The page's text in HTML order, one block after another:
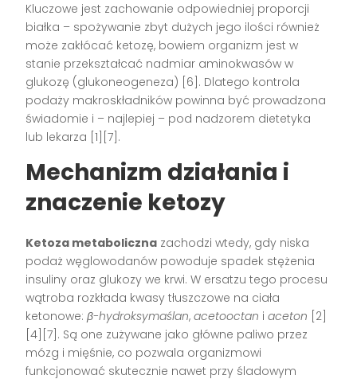
Kluczowe jest zachowanie odpowiedniej proporcji
białka – spożywanie zbyt dużych jego ilości również
może zakłócać ketozę, bowiem organizm jest w
stanie przekształcać nadmiar aminokwasów w
glukozę (glukoneogeneza) [6]. Dlatego kontrola
podaży makroskładników powinna być prowadzona
świadomie i – najlepiej – pod nadzorem dietetyka
lub lekarza [1][7].
Mechanizm działania i
znaczenie ketozy
Ketoza metaboliczna zachodzi wtedy, gdy niska
podaż węglowodanów powoduje spadek stężenia
insuliny oraz glukozy we krwi. W ersatzu tego procesu
wątroba rozkłada kwasy tłuszczowe na ciała
ketonowe:β-hydroksymaślan,acetooctan iaceton [2]
[4][7]. Są one zużywane jako główne paliwo przez
mózg i mięśnie, co pozwala organizmowi
funkcjonować skutecznie nawet przy śladowym